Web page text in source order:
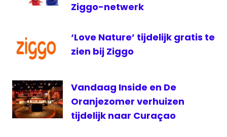
Ziggo-netwerk
‘Love Nature’ tijdelijk gratis te
zien bij Ziggo
Vandaag Inside en De
Oranjezomer verhuizen
tijdelijk naar Curaçao